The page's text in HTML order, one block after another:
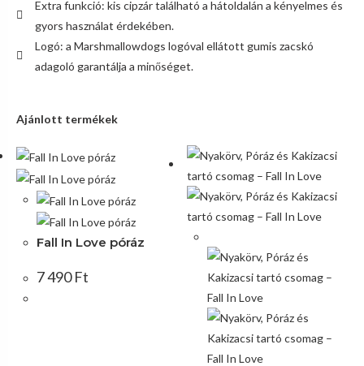
Extra funkció: kis cipzár található a hátoldalán a kényelmes és
gyors használat érdekében.
Logó: a Marshmallowdogs logóval ellátott gumis zacskó
adagoló garantálja a minőséget.
Ajánlott termékek
Fall In Love póráz
7 490Ft